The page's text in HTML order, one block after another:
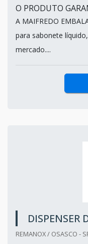
O PRODUTO
A MAIFREDO
para sabonete
mercado....
DISPENSER
REMANOX / OSASCO -